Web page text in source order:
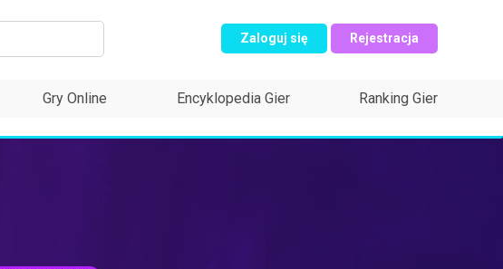
Zaloguj się Rejestracja
Gry Online Encyklopedia Gier Ranking Gier